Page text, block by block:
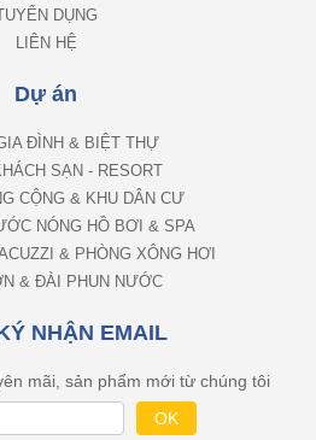
DỤNG
LIÊN HỆ
Dự án
ĐÌNH & BIỆT THỰ
SẠN - RESORT
CỘNG & KHU DÂN CƯ
NÓNG HỒ BƠI & SPA
& PHÒNG XÔNG HƠI
& ĐÀI PHUN NƯỚC
NHẬN EMAIL
mãi, sản phẩm mới từ chúng tôi